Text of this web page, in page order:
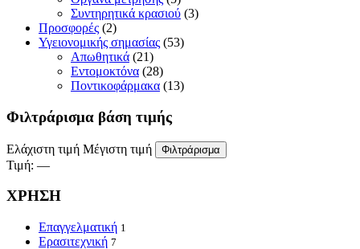
Συντηρητικά κρασιού (3)
Προσφορές (2)
Υγειονομικής σημασίας (53)
Απωθητικά (21)
Εντομοκτόνα (28)
Ποντικοφάρμακα (13)
Φιλτράρισμα βάση τιμής
Ελάχιστη τιμή Μέγιστη τιμή Φιλτράρισμα
Τιμή: —
ΧΡΗΣΗ
Επαγγελματική 1
Ερασιτεχνική 7